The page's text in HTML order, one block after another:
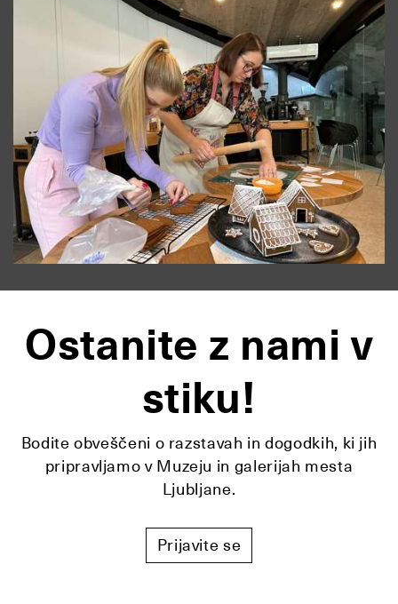
Ostanite z nami v
stiku!
Bodite obveščeni o razstavah in dogodkih, ki jih
pripravljamo v Muzeju in galerijah mesta
Ljubljane.
Prijavite se